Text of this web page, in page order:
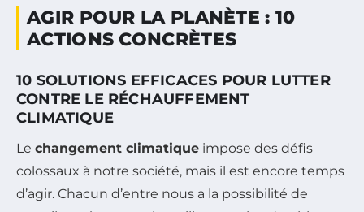
AGIR POUR LA PLANÈTE : 10
ACTIONS CONCRÈTES
10 SOLUTIONS EFFICACES POUR LUTTER
CONTRE LE RÉCHAUFFEMENT
CLIMATIQUE
Le changement climatique impose des défis
colossaux à notre société, mais il est encore temps
d’agir. Chacun d’entre nous a la possibilité de